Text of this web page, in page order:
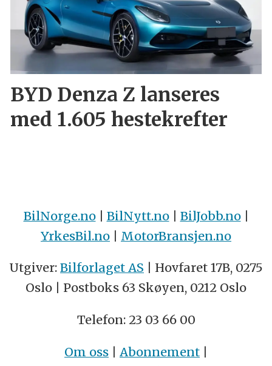
BYD Denza Z lanseres
med 1.605 hestekrefter
BilNorge.no| BilNytt.no| BilJobb.no|
YrkesBil.no | MotorBransjen.no
Utgiver: Bilforlaget AS | Hovfaret 17B, 0275
Oslo | Postboks 63 Skøyen, 0212 Oslo
Telefon: 23 03 66 00
Om oss Abonnement